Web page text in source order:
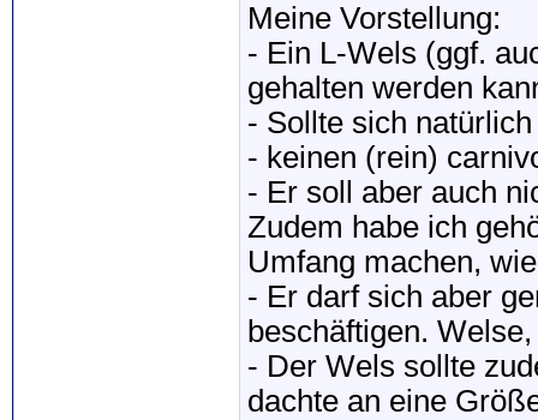
Meine Vorstellung:
- Ein L-Wels (ggf.
gehalten werden
- Sollte sich
- keinen (rein)
- Er soll aber auch
Zudem habe ich
Umfang machen,
- Er darf sich aber
beschäftigen.
- Der Wels sollte
dachte an eine